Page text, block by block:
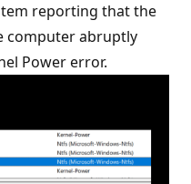
reporting that the
computer abruptly
Power error.